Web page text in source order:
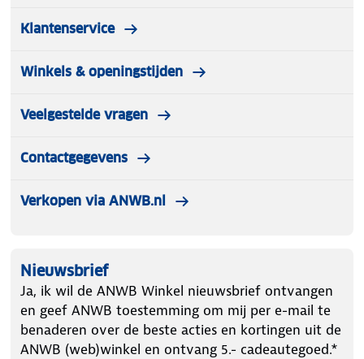
Klantenservice
Winkels & openingstijden
Veelgestelde vragen
Contactgegevens
Verkopen via ANWB.nl
Nieuwsbrief
Ja, ik wil de ANWB Winkel nieuwsbrief ontvangen
en geef ANWB toestemming om mij per e-mail te
benaderen over de beste acties en kortingen uit de
ANWB (web)winkel en ontvang 5.- cadeautegoed.*